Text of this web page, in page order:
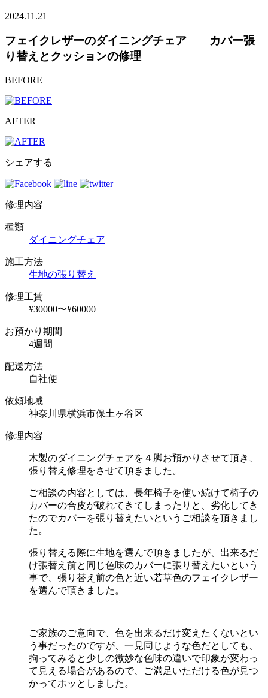
2024.11.21
フェイクレザーのダイニングチェア カバー張
り替えとクッションの修理
BEFORE
AFTER
シェアする
修理内容
種類
ダイニングチェア
施工方法
生地の張り替え
修理工賃
¥30000〜¥60000
お預かり期間
4週間
配送方法
自社便
依頼地域
神奈川県横浜市保土ヶ谷区
修理内容
木製のダイニングチェアを４脚お預かりさせて頂き、
張り替え修理をさせて頂きました。
ご相談の内容としては、長年椅子を使い続けて椅子の
カバーの合皮が破れてきてしまったりと、劣化してき
たのでカバーを張り替えたいというご相談を頂きまし
た。
張り替える際に生地を選んで頂きましたが、出来るだ
け張替え前と同じ色味のカバーに張り替えたいという
事で、張り替え前の色と近い若草色のフェイクレザー
を選んで頂きました。
ご家族のご意向で、色を出来るだけ変えたくないとい
う事だったのですが、一見同じような色だとしても、
拘ってみると少しの微妙な色味の違いで印象が変わっ
て見える場合があるので、ご満足いただける色が見つ
かってホッとしました。